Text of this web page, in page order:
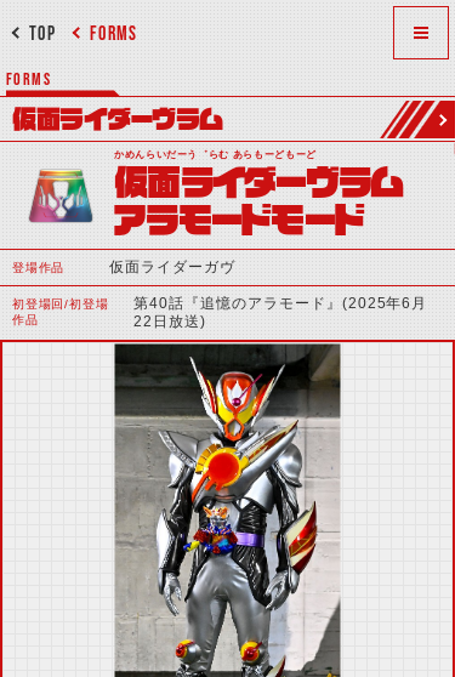
FORMS
TOP
FORMS
仮面ライダーヴラム
かめんらいだーう゛らむ あらもーどもーど
仮面ライダーヴラム
アラモードモード
登場作品 仮面ライダーガヴ
初登場回/初登場
作品
第40話『追憶のアラモード』(2025年6月
22日放送)